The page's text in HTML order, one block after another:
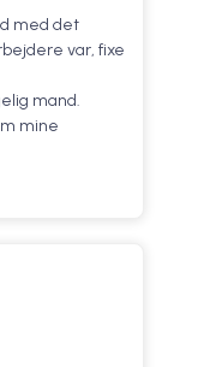
med det
var, fixe
mand.
mine